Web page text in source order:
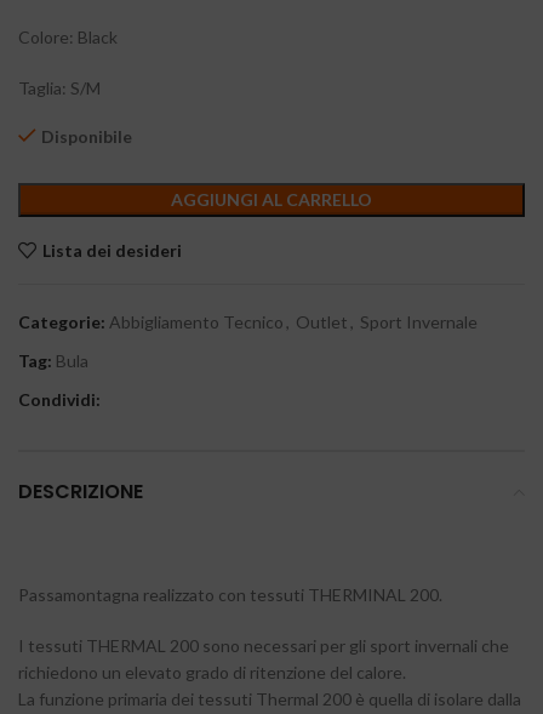
Colore: Black
Taglia: S/M
Disponibile
AGGIUNGI AL CARRELLO
Lista dei desideri
Categorie: Abbigliamento Tecnico , Outlet , Sport Invernale
Tag: Bula
Condividi:
DESCRIZIONE
Passamontagna realizzato con tessuti THERMINAL 200.
I tessuti THERMAL 200 sono necessari per gli sport invernali che
richiedono un elevato grado di ritenzione del calore.
La funzione primaria dei tessuti Thermal 200 è quella di isolare dalla